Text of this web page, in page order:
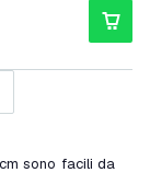
sono facili da